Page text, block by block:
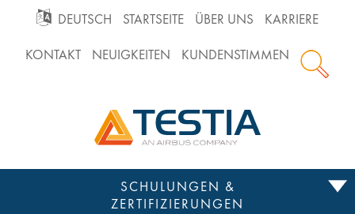
TO
DEUTSCH STARTSEITE ÜBER UNS KARRIERE
KONTAKT NEUIGKEITEN KUNDENSTIMMEN
SCHULUNGEN &
ZERTIFIZIERUNGEN